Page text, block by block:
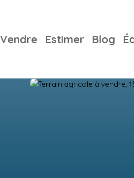
Vendre Estimer Blog